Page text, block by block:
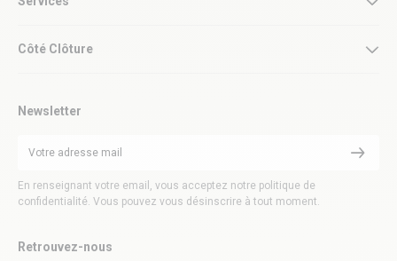
Côté Clôture
Newsletter
En renseignant votre email, vous acceptez notre politique de
confidentialité. Vous pouvez vous désinscrire à tout moment.
Retrouvez-nous